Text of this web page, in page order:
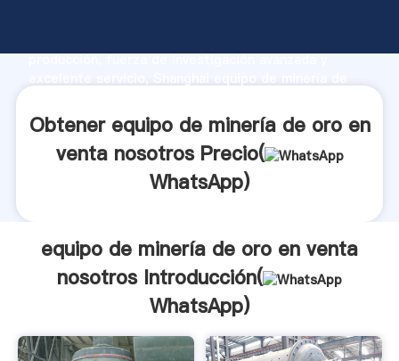
producción, fuerza de investigación avanzada y
aporta valores a todos los clientes.
Obtener equipo de minería de oro en
venta nosotros Precio(
WhatsApp)
equipo de minería de oro en venta
nosotros Introducción(
WhatsApp)